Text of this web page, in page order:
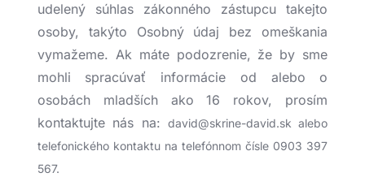
udelený súhlas zákonného zástupcu takejto
osoby, takýto Osobný údaj bez omeškania
vymažeme. Ak máte podozrenie, že by sme
mohli spracúvať informácie od alebo o
osobách mladších ako 16 rokov, prosím
kontaktujte nás na: david@skrine-david.sk alebo
telefonického kontaktu na telefónnom čísle 0903 397
567.